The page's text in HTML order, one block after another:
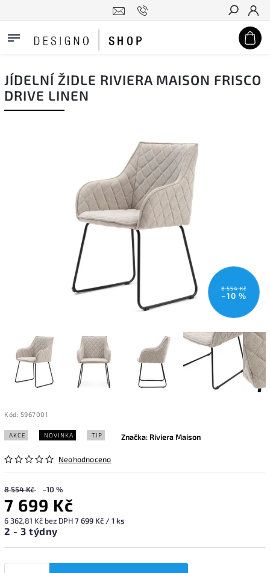
Hledat
JÍDELNÍ ŽIDLE RIVIERA MAISON FRISCO
DRIVE LINEN
8 554 Kč
–10 %
Kód: 5967001
AKCE NOVINKA TIP
Neohodnoceno
Značka: Riviera Maison
8 554 Kč –10 %
7 699 Kč
6 362,81 Kč bez DPH7 699 Kč / 1 ks
2 - 3 týdny